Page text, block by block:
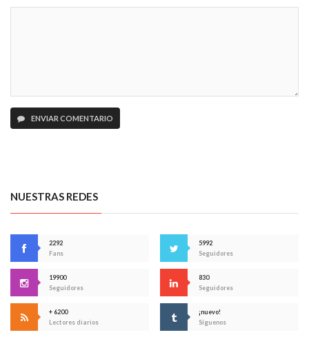
ENVIAR COMENTARIO
NUESTRAS REDES
2292
Fans
5992
Seguidores
19900
Seguidores
830
Seguidores
+ 6200
Lectores diarios
¡nuevo!
Síguenos